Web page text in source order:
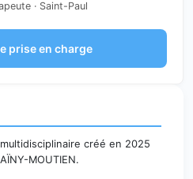
créé en 2025
MOUTIEN.
· Saint-Paul
prise en charge